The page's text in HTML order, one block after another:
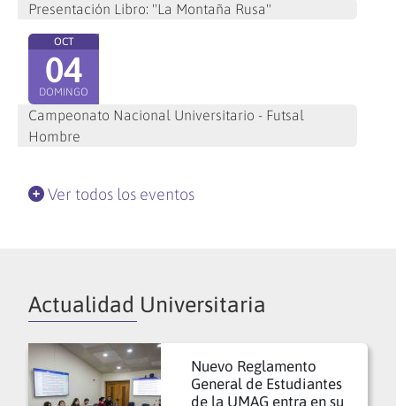
Presentación Libro: "La Montaña Rusa"
OCT
04
DOMINGO
Campeonato Nacional Universitario - Futsal
Hombre
Ver todos los eventos
Actualidad Universitaria
Nuevo Reglamento
General de Estudiantes
de la UMAG entra en su